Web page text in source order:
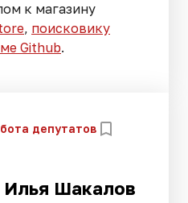
к магазину
, поисковику
Github.
депутатов
Шакалов